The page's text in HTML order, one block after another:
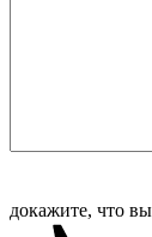
докажите, что